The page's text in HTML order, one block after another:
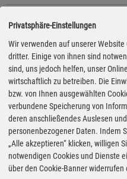
2.089€
gestern 19:10 Uhr
Hilderser Str. 1,
ganztägig
Entfernung: ca. 7.4
2.099€
gestern 15:15 Uhr
bft - Walther
Bad
ganztägig
Entfernung: ca. 13.2
2.149€
gestern 18:30 Uhr
bft - Walther
Bahnhofstr. 12,
ganztägig
Privatsphäre-Einstellungen
Wir verwenden auf unserer
dritter. Einige von ihnen sind
sind, uns jedoch helfen, unser
wirtschaftlich zu betreiben. Die
bzw. von Ihnen ausgewählten
verbundene Speicherung von
deren anschließendes Auslesen
personenbezogener Daten. Indem
„Alle akzeptieren“ klicken, willigen
notwendigen Cookies und Dienste
über den Cookie-Banner widerrufen